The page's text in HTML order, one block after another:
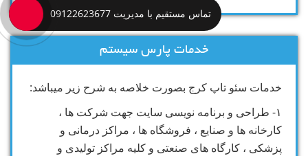
خدمات پارس سیستم
خدمات سئو تاپ کرج بصورت خلاصه به شرح زیر میباشد:
۱- طراحی و برنامه نویسی سایت جهت شرکت ها ،
کارخانه ها و صنایع ، فروشگاه ها ، مراکز درمانی و
پزشکی ، کارگاه های صنعتی و کلیه مراکز تولیدی و
تماس مستقیم با مدیریت 09122623677